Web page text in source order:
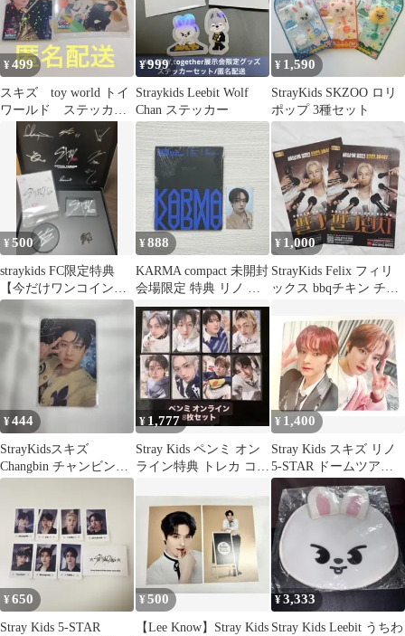
¥499
スキズ toy world トイ
ワールド ステッカ
ー リノ 離婚危機 2
¥999
Straykids Leebit Wolf
Chan ステッカー
¥ 1,590
StrayKids SKZOO ロリ
ポップ 3種セット
¥500
straykids FC限定特典
【今だけワンコインで
のご提供！】
¥888
KARMA compact 未開封
会場限定 特典 リノ セ
ット 匿名発送
¥ 1,000
StrayKids Felix フィリ
ックス bbqチキン チラ
¥444
StrayKidsスキズ
Changbin チャンビン
樂-STAR YES24
¥ 1,777
Stray Kids ペンミ オン
ライン特典 トレカ コン
¥ 1,400
Stray Kids スキズ リノ
5-STAR ドームツアー
東京トレカ 2枚
¥650
Stray Kids 5-STAR
¥500
【Lee Know】Stray Kids
¥3,333
Stray Kids Leebit うちわ